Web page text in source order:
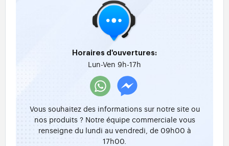
Horaires d'ouvertures:
Lun-Ven 9h-17h
Vous souhaitez des informations sur notre site ou
nos produits ? Notre équipe commerciale vous
renseigne du lundi au vendredi, de 09h00 à
17h00.